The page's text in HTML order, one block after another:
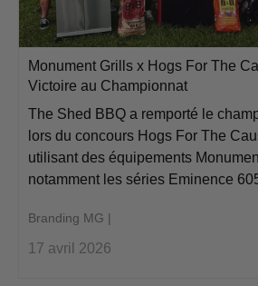
Monument Grills x Hogs For The
Victoire au Championnat
The Shed BBQ a remporté le
lors du concours Hogs For The
utilisant des équipements
notamment les séries Eminence
Branding MG |
17 avril 2026